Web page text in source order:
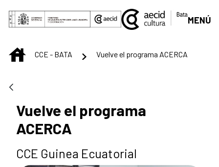
Skip to Main Content
MENÚ
INICIOCCE - BATA Vuelve el programa ACERCA
Vuelve el programa
ACERCA
CCE Guinea Ecuatorial